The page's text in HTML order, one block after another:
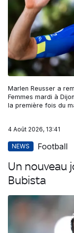
Marlen Reusser a
Femmes mardi à
la première fois du
4 Août 2026, 13:41
NEWS Football
Un nouveau
Bubista